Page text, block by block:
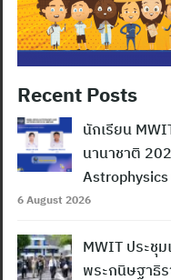
Recent Posts
นักเรียน
นานาชาติ
6 August 2026
MWIT ประชุ
พระกนิษฐาธิร